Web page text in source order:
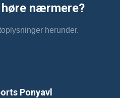
nærmere?
herunder.
Ponyavl